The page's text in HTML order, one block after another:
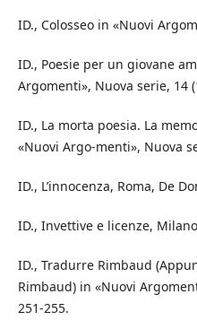
ID., Colosseo in «Nuovi
ID., Poesie per un giovane
Argomenti», Nuova serie, 14
ID., La morta poesia. La
«Nuovi Argo-menti», Nuova
ID., L’innocenza, Roma, De
ID., Invettive e licenze,
ID., Tradurre Rimbaud
Rimbaud) in «Nuovi
251-255.